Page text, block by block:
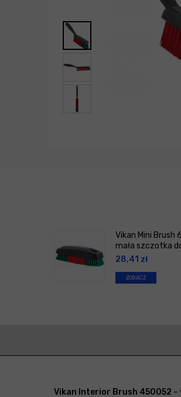
Vikan Mini Brush
mała szczotka
28,41 zł
ZOBACZ
Vikan Interior Brush 450052 –